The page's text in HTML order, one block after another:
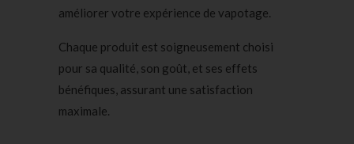
améliorer votre expérience de vapotage.
Chaque produit est soigneusement choisi
pour sa qualité, son goût, et ses effets
bénéfiques, assurant une satisfaction
maximale.